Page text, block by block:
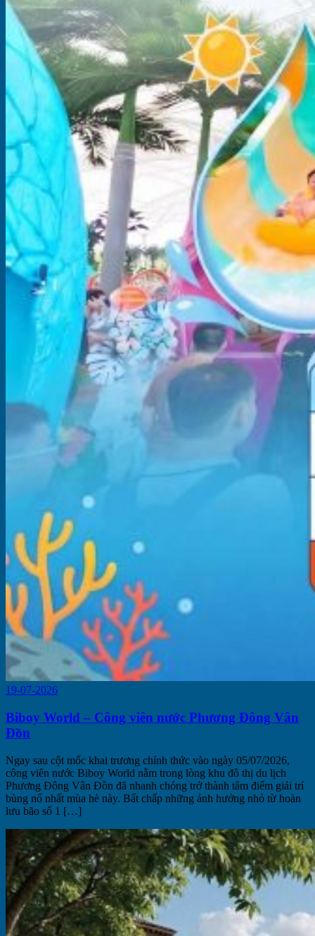
19-07-2026
Biboy World – Công viên nước Phương Đông Vân
Đồn
Ngay sau cột mốc khai trương chính thức vào ngày 05/07/2026,
công viên nước Biboy World nằm trong lòng khu đô thị du lịch
Phương Đông Vân Đồn đã nhanh chóng trở thành tâm điểm giải trí
bùng nổ nhất mùa hè này. Bất chấp những ảnh hưởng nhỏ từ hoàn
lưu bão số 1 […]